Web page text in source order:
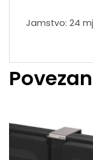
Jamstvo: 24